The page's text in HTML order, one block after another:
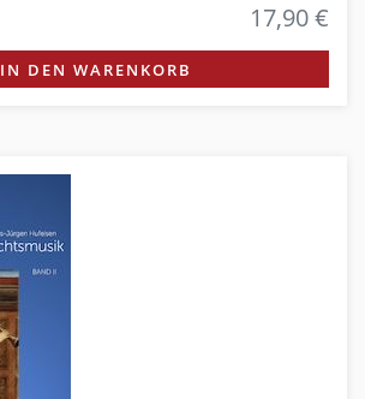
17,90 €
IN DEN WARENKORB